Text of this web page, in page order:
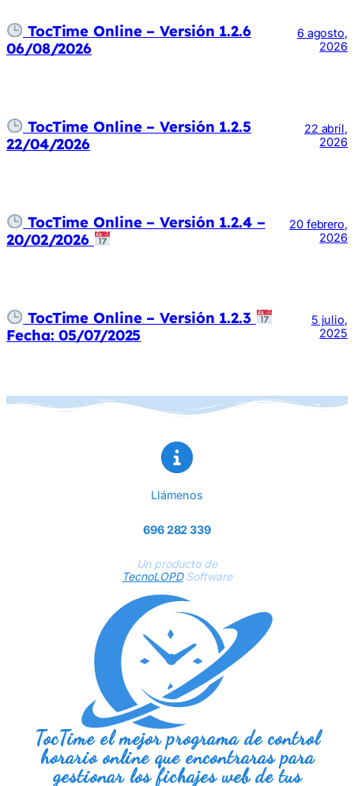
TocTime Online – Versión 1.2.6
06/08/2026
6 agosto,
2026
TocTime Online – Versión 1.2.5
22/04/2026
22 abril,
2026
TocTime Online – Versión 1.2.4 –
20/02/2026
20 febrero,
2026
TocTime Online – Versión 1.2.3
Fecha: 05/07/2025
5 julio,
2025
Llámenos
696 282 339
Un producto de
TecnoLOPDSoftware
TocTime el mejor programa de control
horario online que encontraras para
gestionar los fichajes web de tus